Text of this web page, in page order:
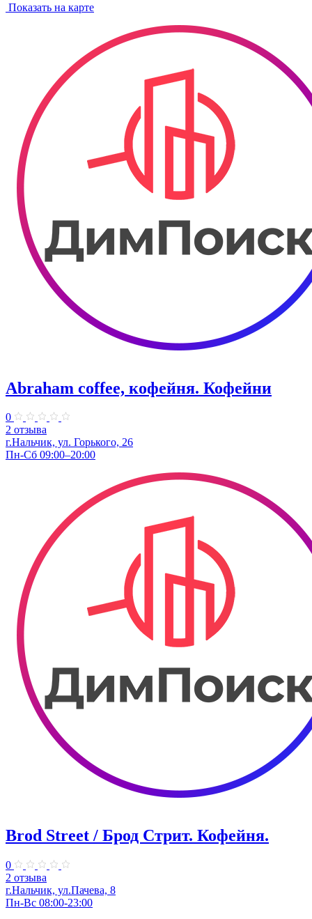
Показать на карте
Abraham coffee, кофейня. Кофейни
0
2 отзыва
г.Нальчик, ул. Горького, 26
Пн-Сб 09:00–20:00
Brod Street / Брод Стрит. Кофейня.
0
2 отзыва
г.Нальчик, ул.Пачева, 8
Пн-Вс 08:00-23:00